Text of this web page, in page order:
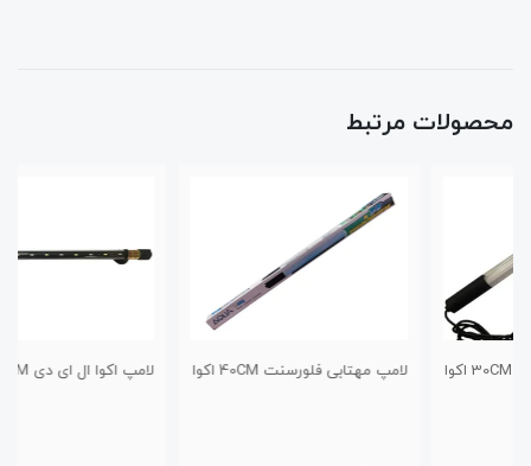
محصولات مرتبط
لامپ مهتابی فلورسنت 40CM اکوا لامپ اکوا ال ای دی 20CM